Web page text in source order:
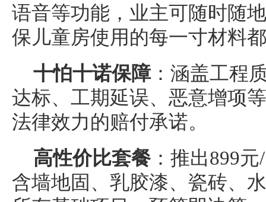
语音等功能，业主可随时随
保儿童房使用的每一寸材料
十怕十诺保障：涵盖工程
达标、工期延误、恶意增项
法律效力的赔付承诺。
高性价比套餐：推出899
含墙地固、乳胶漆、瓷砖、